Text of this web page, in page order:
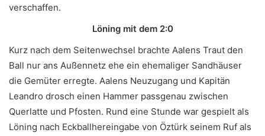
verschaffen.
Löning mit dem 2:0
Kurz nach dem Seitenwechsel brachte Aalens Traut den
Ball nur ans Außennetz ehe ein ehemaliger Sandhäuser
die Gemüter erregte. Aalens Neuzugang und Kapitän
Leandro drosch einen Hammer passgenau zwischen
Querlatte und Pfosten. Rund eine Stunde war gespielt als
Löning nach Eckballhereingabe von Öztürk seinem Ruf als